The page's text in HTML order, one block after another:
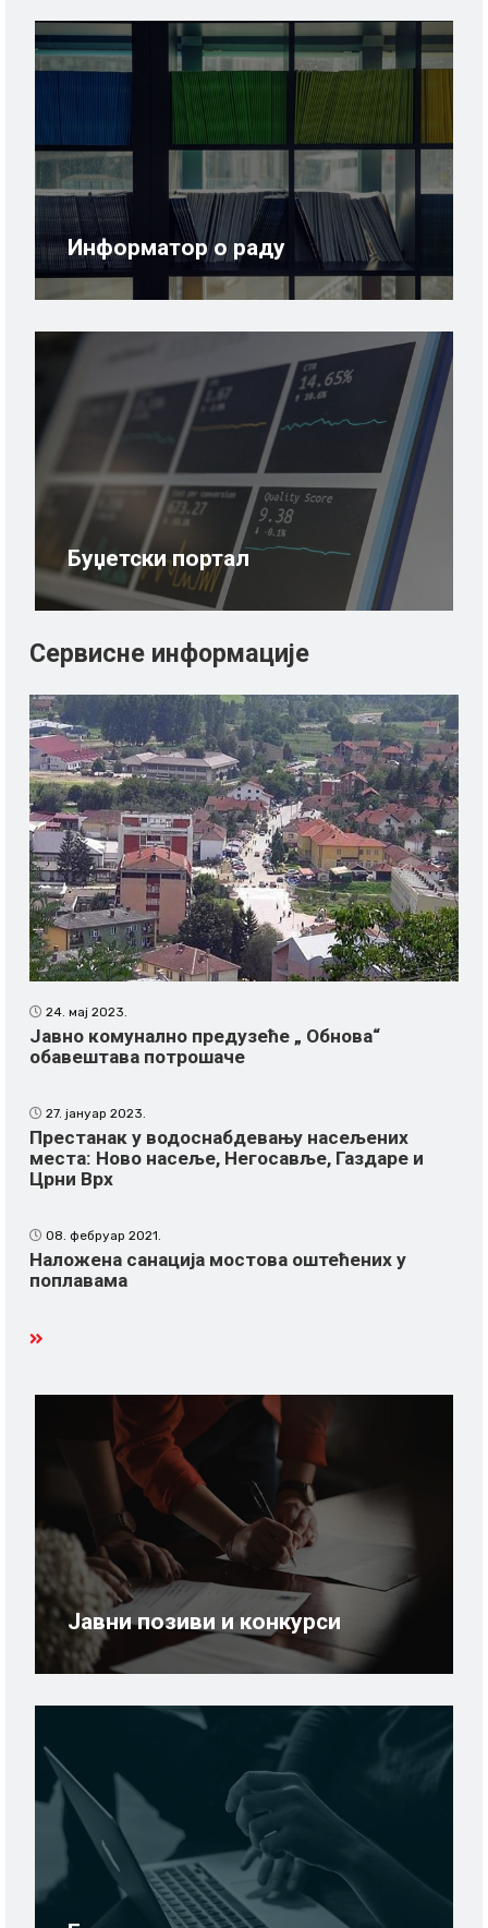
Информатор о раду
Буџетски портал
Сервисне информације
24. мај 2023.
Јавно комунално предузеће „ Обнова“
обавештава потрошаче
27. јануар 2023.
Престанак у водоснабдевању насељених
места: Ново насеље, Негосавље, Газдаре и
Црни Врх
08. фебруар 2021.
Наложена санација мостова оштећених у
поплавама
Јавни позиви и конкурси